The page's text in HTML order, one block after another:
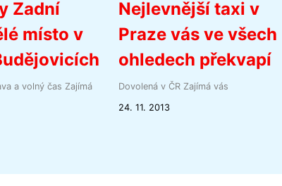
Zadní
místo v
a volný čas Zajímá
Nejlevnější taxi v
Praze vás ve všech
ohledech překvapí
Dovolená v ČR Zajímá vás
24. 11. 2013